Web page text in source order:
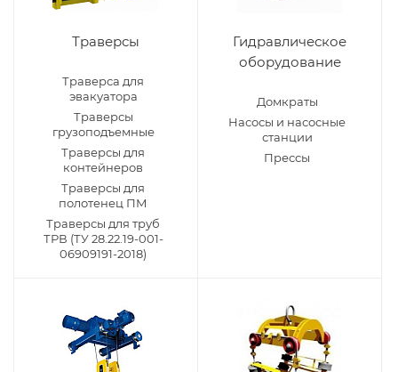
Траверсы
Траверса для
эвакуатора
Траверсы
грузоподъемные
Траверсы для
контейнеров
Траверсы для
полотенец ПМ
Траверсы для труб
ТРВ (ТУ 28.22.19-001-
06909191-2018)
Гидравлическое
оборудование
Домкраты
Насосы и насосные
станции
Прессы